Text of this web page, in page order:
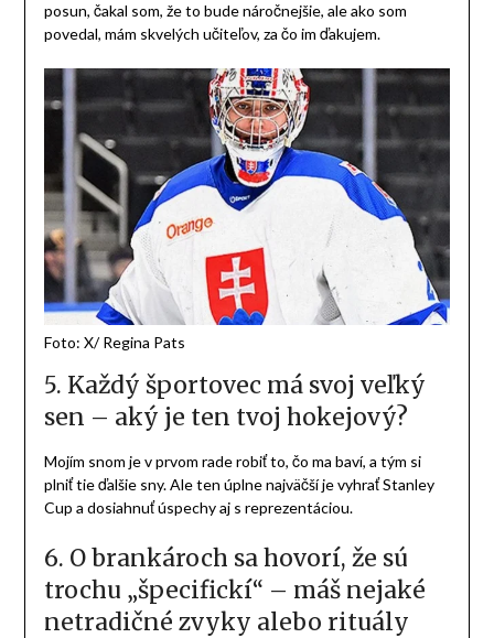
A post shared by hetrik.sk (@hetrik.sk)
3. Po prestupe zo slovenskej
juniorky do USHL – aké najväčšie
rozdiely si pocítil a čo ťa v tej lige
najviac prekvapilo?
Najväčšie rozdiely boli v rýchlosti, zručnosti a premýšľaní
hráčov. Určite aj menšie klzisko, ale celkom mi to sadlo hneď
od začiatku, takže samotná adaptácia mi netrvala dlho.
4. Popri hokeji za veľkou mlákou aj
študuješ – ako sa ti darí skĺbiť
školu a šport?
Školu sa mi popri hokeji zatiaľ darí skĺbiť veľmi dobre, aj vďaka
posun, čakal som, že to bude náročnejšie, ale ako som
povedal, mám skvelých učiteľov, za čo im ďakujem.